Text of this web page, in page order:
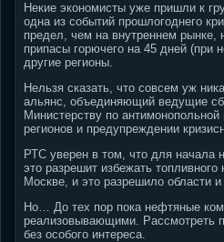
Некие экономисты уже пришли к
одна из событий прошлогоднего
предел, чем на внутреннем
припасы горючего на 45 дней (при
другие регионы.
Нельзя сказать, что совсем уж
альянс, объединяющий ведущие
Министерству по
регионов и предупреждении
РТС уверен в том, что для начала
это разрешит избежать
Москве, и это разрешило области
Но… До тех пор пока нефтяные
реализовывающими. Рассмотреть
без особого интереса.